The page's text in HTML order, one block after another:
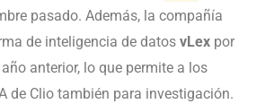
pasado. Además, la compañía
de inteligencia de datos vLex por
anterior, lo que permite a los
de Clio también para investigación.